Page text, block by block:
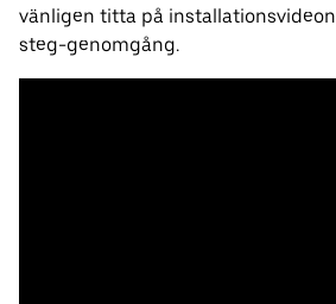
vänligen titta på installationsvideon
steg-genomgång.